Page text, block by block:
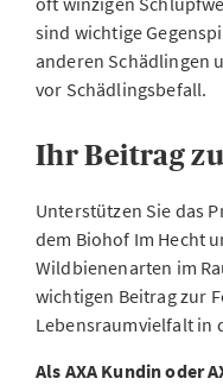
sind wichtige
anderen Schädlingen
vor Schädlingsbefall.
Ihr Beitrag
Unterstützen Sie das
dem Biohof Im Hecht
Wildbienenarten im
wichtigen Beitrag zur
Lebensraumvielfalt in
Als AXA Kundin oder